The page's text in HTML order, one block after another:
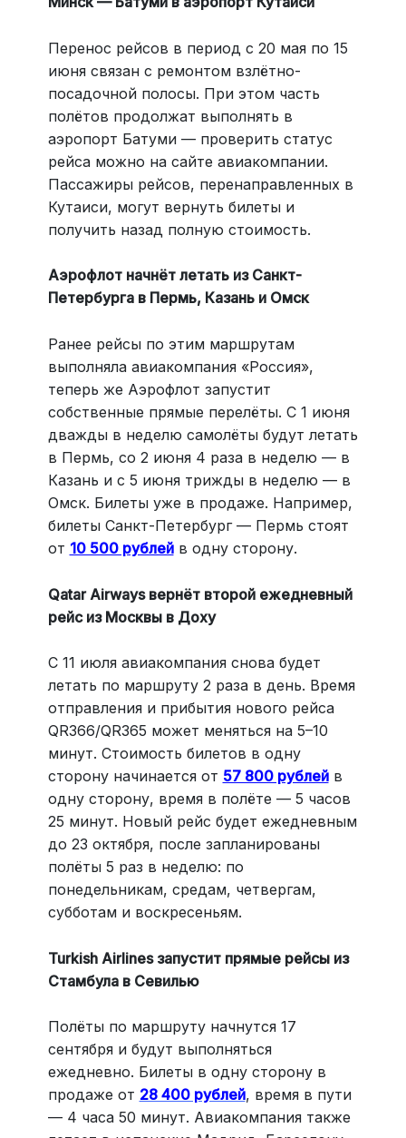
Перенос рейсов в период с 20 мая по 15
июня связан с ремонтом взлётно-
посадочной полосы. При этом часть
полётов продолжат выполнять в
аэропорт Батуми — проверить статус
рейса можно на сайте авиакомпании.
Пассажиры рейсов, перенаправленных в
Кутаиси, могут вернуть билеты и
получить назад полную стоимость.
Аэрофлот начнёт летать из Санкт-
Петербурга в Пермь, Казань и Омск
Ранее рейсы по этим маршрутам
выполняла авиакомпания «Россия»,
теперь же Аэрофлот запустит
собственные прямые перелёты. С 1 июня
дважды в неделю самолёты будут летать
в Пермь, со 2 июня 4 раза в неделю — в
Казань и с 5 июня трижды в неделю — в
Омск. Билеты уже в продаже. Например,
билеты Санкт-Петербург — Пермь стоят
от 10 500 рублейв одну сторону.
Qatar Airways вернёт второй ежедневный
рейс из Москвы в Доху
С 11 июля авиакомпания снова будет
летать по маршруту 2 раза в день. Время
отправления и прибытия нового рейса
QR366/QR365 может меняться на 5–10
минут. Стоимость билетов в одну
сторону начинается от 57 800 рублейв
одну сторону, время в полёте — 5 часов
25 минут. Новый рейс будет ежедневным
до 23 октября, после запланированы
полёты 5 раз в неделю: по
понедельникам, средам, четвергам,
субботам и воскресеньям.
Turkish Airlines запустит прямые рейсы из
Стамбула в Севилью
Полёты по маршруту начнутся 17
сентября и будут выполняться
ежедневно. Билеты в одну сторону в
продаже от 28 400 рублей, время в пути
— 4 часа 50 минут. Авиакомпания также